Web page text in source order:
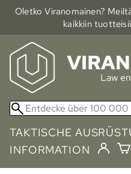
Oletko Viranomainen?
kaikkiin
TAKTISCHE
INFORMATION